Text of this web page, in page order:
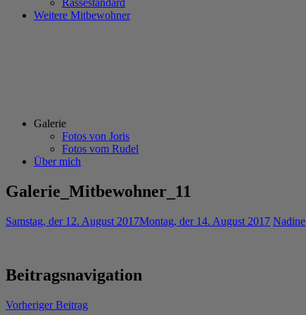
Rassestandard
Weitere Mitbewohner
Galerie
Fotos von Joris
Fotos vom Rudel
Über mich
Galerie_Mitbewohner_11
Samstag, der 12. August 2017Montag, der 14. August 2017 Nadine
Beitragsnavigation
Vorheriger Beitrag